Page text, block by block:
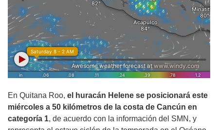
En Quitana Roo, el huracán Helene se posicionará este
miércoles a 50 kilómetros de la costa de Cancún en
categoría 1, de acuerdo con la información del SMN, y